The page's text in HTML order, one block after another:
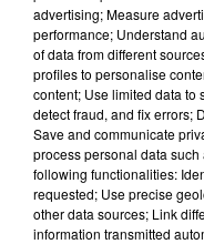
Incendie à
habitations
advertising; Measure
performance; Understand
of data from different
profiles to personalise
content; Use limited data to
detect fraud, and fix errors;
Save and communicate
process personal data
following functionalities:
requested; Use precise
other data sources; Link
information transmitted